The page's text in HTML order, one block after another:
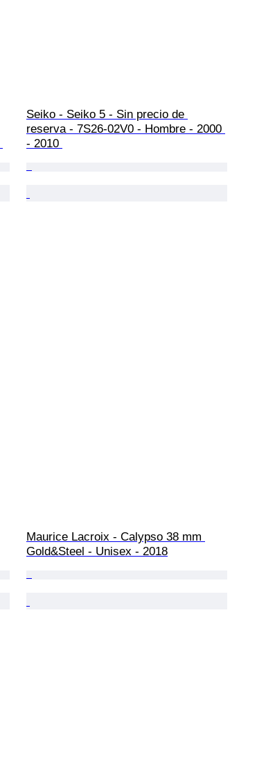
Seiko - Seiko 5 - Sin precio de
reserva - 7S26-02V0 - Hombre - 2000
- 2010
Maurice Lacroix - Calypso 38 mm
Gold&Steel - Unisex - 2018